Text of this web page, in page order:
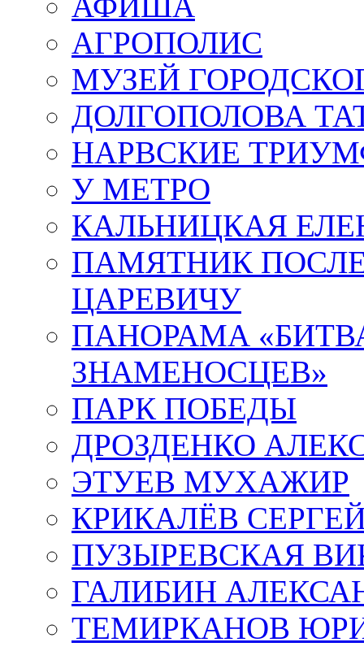
АГРОПОЛИС
МУЗЕЙ
ДОЛГОПОЛОВА
НАРВСКИЕ
У МЕТРО
КАЛЬНИЦКАЯ
ПАМЯТНИК
ЦАРЕВИЧУ
ПАНОРАМА
ЗНАМЕНОСЦЕВ»
ПАРК ПОБЕДЫ
ДРОЗДЕНКО
ЭТУЕВ МУХАЖИР
КРИКАЛЁВ
ПУЗЫРЕВСКАЯ
ГАЛИБИН
ТЕМИРКАНОВ